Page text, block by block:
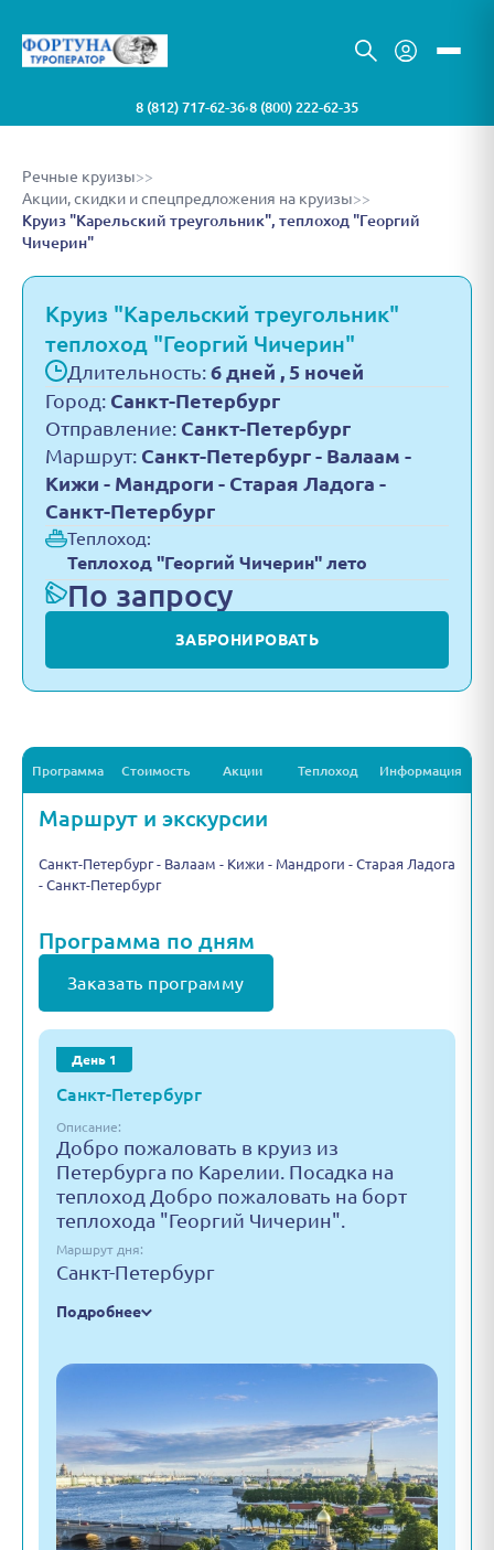
8 (812) 717-62-36•8 (800) 222-62-35
Речные круизы>>
Акции, скидки и спецпредложения на круизы>>
Круиз "Карельский треугольник", теплоход "Георгий
Чичерин"
Круиз "Карельский треугольник"
теплоход "Георгий Чичерин"
Длительность: 6 дней , 5 ночей
Город: Санкт-Петербург
Отправление: Санкт-Петербург
Маршрут: Санкт-Петербург - Валаам -
Кижи - Мандроги - Старая Ладога -
Санкт-Петербург
Теплоход:
Теплоход "Георгий Чичерин" лето
По запросу
ЗАБРОНИРОВАТЬ
Программа Стоимость Акции Теплоход Информация
Маршрут и экскурсии
Санкт-Петербург - Валаам - Кижи - Мандроги - Старая Ладога
- Санкт-Петербург
Программа по дням
Заказать программу
День 1
Санкт-Петербург
Описание:
Добро пожаловать в круиз из
Петербурга по Карелии. Посадка на
теплоход Добро пожаловать на борт
теплохода "Георгий Чичерин".
Маршрут дня:
Санкт-Петербург
Подробнее